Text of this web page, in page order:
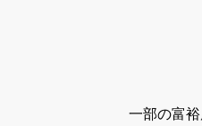
一部の富